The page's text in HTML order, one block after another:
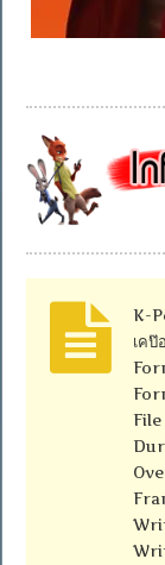
K-
เค
File